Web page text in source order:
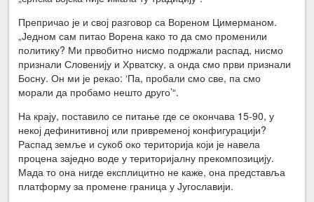
Препричао је и свој разговор са Вореном Цимерманом.
„Једном сам питао Ворена како то да смо променили
политику? Ми првобитно нисмо подржали распад, нисмо
признали Словенију и Хрватску, а онда смо први признали
Бос­ну. Он ми је рекао: ‘Па, пробали смо све, па смо
морали да пробамо нешто друго’“.
На крају, поставило се питање где се окончава 15-90, у
некој дефинитивној или привременој конфигурацији?
Распад земље и сукоб око територија који је навела
процена заједно воде у територијалну прекомпозицију.
Мада то она нигде експлицитно не каже, она представља
платформу за промене граница у Ју­гославији.